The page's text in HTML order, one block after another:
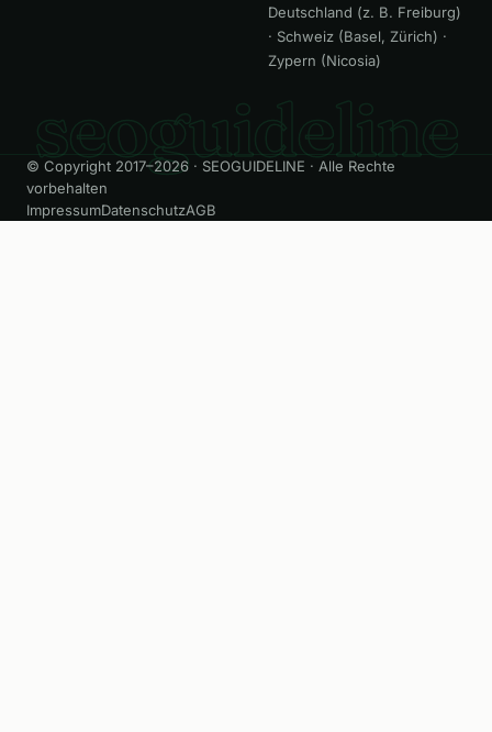
Deutschland (z. B. Freiburg)
· Schweiz (Basel, Zürich) ·
Zypern (Nicosia)
seoguideline
© Copyright 2017–2026 · SEOGUIDELINE · Alle Rechte
vorbehalten
ImpressumDatenschutzAGB